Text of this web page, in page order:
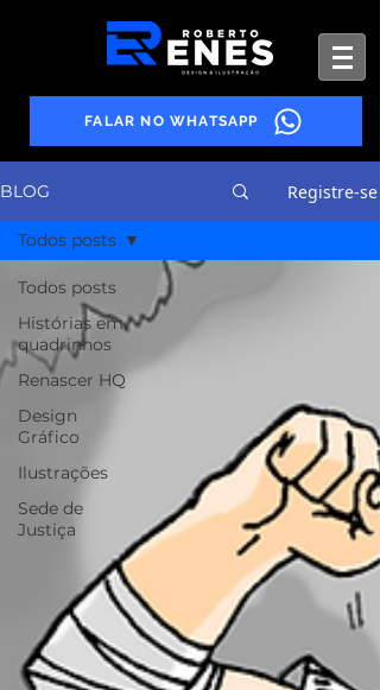
FALAR NO WHATSAPP
BLOG Registre-se
Todos posts
Histórias em
quadrinhos
Renascer HQ
Design
Gráfico
Ilustrações
Sede de
Justiça
Todos posts